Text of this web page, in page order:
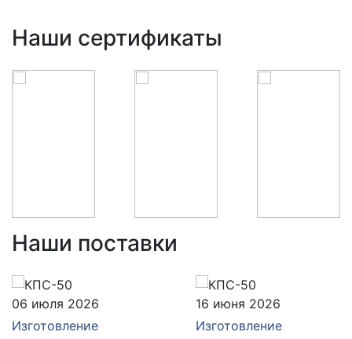
Наши сертификаты
Наши поставки
06 июля 2026
Изготовление
16 июня 2026
Изготовление